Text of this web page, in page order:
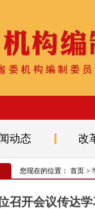
动态 改
您现在的位置： 首页 >
召开会议传达